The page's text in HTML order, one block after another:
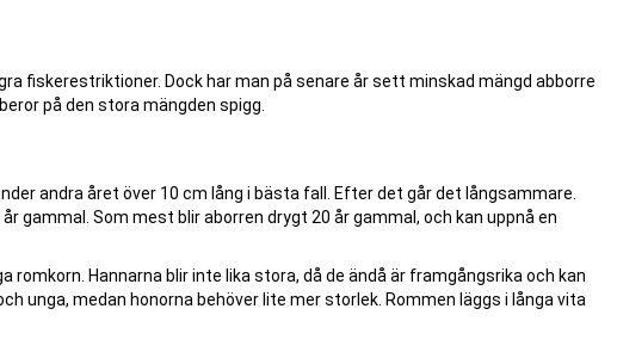
fiskerestriktioner. Dock har man på senare år sett minskad mängd abborre
på den stora mängden spigg.
andra året över 10 cm lång i bästa fall. Efter det går det långsammare.
gammal. Som mest blir aborren drygt 20 år gammal, och kan uppnå en
romkorn. Hannarna blir inte lika stora, då de ändå är framgångsrika och kan
unga, medan honorna behöver lite mer storlek. Rommen läggs i långa vita